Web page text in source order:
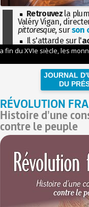
Retrouvez la
Valéry Vigan,
pittoresque, surson
Il s'attarde sur l'
sociétaleavec la
JOURNAL
DU
RÉVOLUTION
Histoire d'une
contre le peuple